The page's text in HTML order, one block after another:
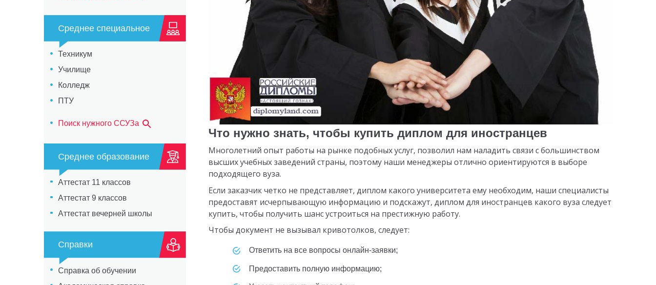
Среднее специальное
Техникум
Училище
Колледж
ПТУ
Поиск нужного ССУЗа
Среднее образование
Аттестат 11 классов
Аттестат 9 классов
Аттестат вечерней школы
Справки
Справка об обучении
Что нужно знать, чтобы купить диплом для иностранцев
Многолетний опыт работы на рынке подобных услуг, позволил нам наладить связи с большинством
высших учебных заведений страны, поэтому наши менеджеры отлично ориентируются в выборе
подходящего вуза.
Если заказчик четко не представляет, диплом какого университета ему необходим, наши специалисты
предоставят исчерпывающую информацию и подскажут, диплом для иностранцев какого вуза следует
купить, чтобы получить шанс устроиться на престижную работу.
Чтобы документ не вызывал кривотолков, следует:
Ответить на все вопросы онлайн-заявки;
Предоставить полную информацию;